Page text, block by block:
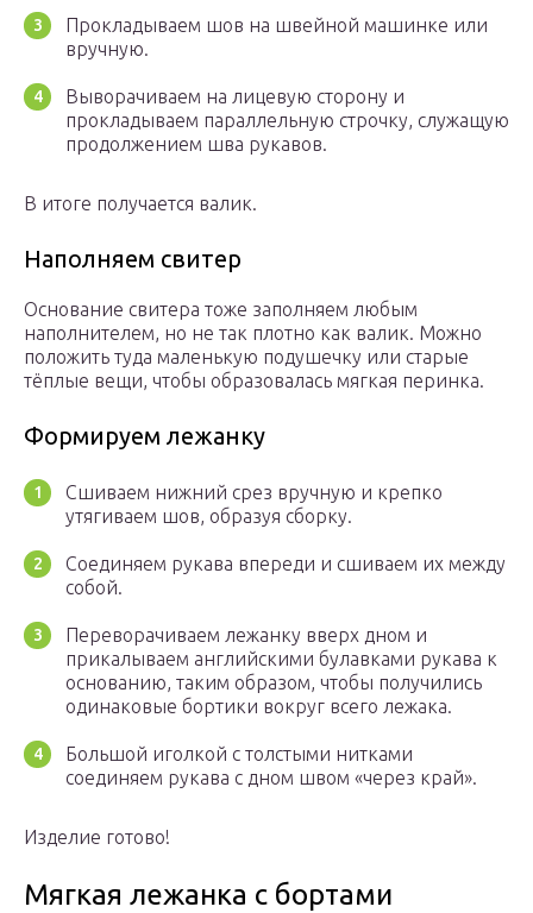
Прокладываем шов на швейной машинке или
вручную.
Выворачиваем на лицевую сторону и
прокладываем параллельную строчку, служащую
продолжением шва рукавов.
В итоге получается валик.
Наполняем свитер
Основание свитера тоже заполняем любым
наполнителем, но не так плотно как валик. Можно
положить туда маленькую подушечку или старые
тёплые вещи, чтобы образовалась мягкая перинка.
Формируем лежанку
Сшиваем нижний срез вручную и крепко
утягиваем шов, образуя сборку.
Соединяем рукава впереди и сшиваем их между
собой.
Переворачиваем лежанку вверх дном и
прикалываем английскими булавками рукава к
основанию, таким образом, чтобы получились
одинаковые бортики вокруг всего лежака.
Большой иголкой с толстыми нитками
соединяем рукава с дном швом «через край».
Изделие готово!
Мягкая лежанка с бортами